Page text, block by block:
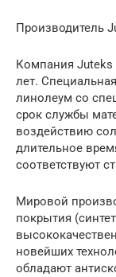
Производитель
Компания Juteks
лет.
линолеум со
срок службы
воздействию
длительное
соответствуют
Мировой
покрытия
новейших
обладают